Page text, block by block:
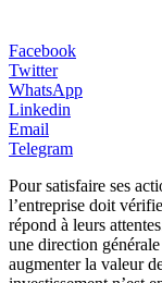
Facebook
Twitter
WhatsApp
Linkedin
Email
Telegram
Pour satisfaire ses
l’entreprise doit
répond à leurs
une direction
augmenter la valeur